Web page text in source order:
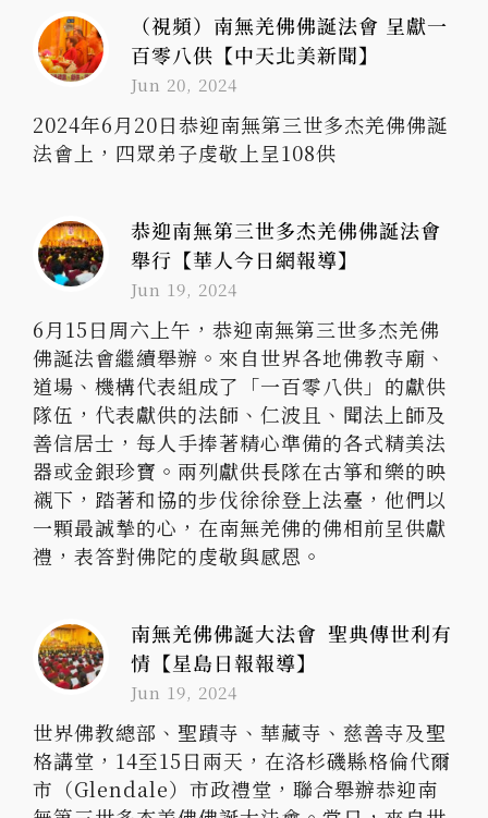
（視頻）南無羌佛佛誕法會 呈獻一
百零八供【中天北美新聞】
Jun 20, 2024
2024年6月20日恭迎南無第三世多杰羌佛佛誕
法會上，四眾弟子虔敬上呈108供
恭迎南無第三世多杰羌佛佛誕法會
舉行【華人今日網報導】
Jun 19, 2024
6月15日周六上午，恭迎南無第三世多杰羌佛
佛誕法會繼續舉辦。來自世界各地佛教寺廟、
道場、機構代表組成了「一百零八供」的獻供
隊伍，代表獻供的法師、仁波且、聞法上師及
善信居士，每人手捧著精心準備的各式精美法
器或金銀珍寶。兩列獻供長隊在古箏和樂的映
襯下，踏著和協的步伐徐徐登上法臺，他們以
一顆最誠摯的心，在南無羌佛的佛相前呈供獻
禮，表答對佛陀的虔敬與感恩。
南無羌佛佛誕大法會 聖典傳世利有
情【星島日報報導】
Jun 19, 2024
世界佛教總部、聖蹟寺、華藏寺、慈善寺及聖
格講堂，14至15日兩天，在洛杉磯縣格倫代爾
市（Glendale）市政禮堂，聯合舉辦恭迎南